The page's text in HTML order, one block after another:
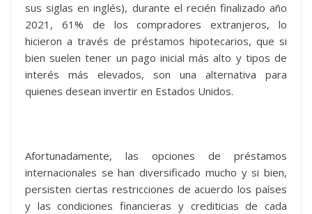
sus siglas en inglés), durante el recién finalizado año
2021, 61% de los compradores extranjeros, lo
hicieron a través de préstamos hipotecarios, que si
bien suelen tener un pago inicial más alto y tipos de
interés más elevados, son una alternativa para
quienes desean invertir en Estados Unidos.
Afortunadamente, las opciones de préstamos
internacionales se han diversificado mucho y si bien,
persisten ciertas restricciones de acuerdo los países
y las condiciones financieras y crediticias de cada